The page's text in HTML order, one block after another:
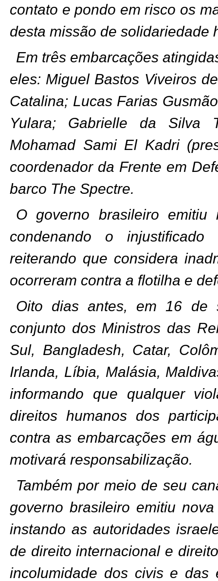
contato e pondo em risco os
desta missão de solidariedade
Em três embarcações
eles: Miguel Bastos Viveiros
Catalina; Lucas Farias
Yulara; Gabrielle da Silva
Mohamad Sami El Kadri
coordenador da Frente em
barco The Spectre.
O governo brasileiro
condenando o
reiterando que considera
ocorreram contra a flotilha e
Oito dias antes, em 16 de
conjunto dos Ministros das
Sul, Bangladesh, Catar,
Irlanda, Líbia, Malásia,
informando que qualquer
direitos humanos dos
contra as embarcações em
motivará responsabilização.
Também por meio de seu
governo brasileiro emitiu
instando as autoridades
de direito internacional e
incolumidade dos civis e das